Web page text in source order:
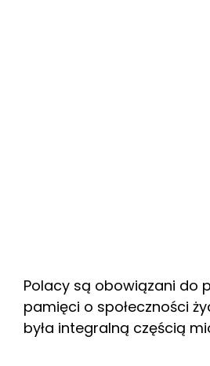
Polacy są obowiązani do
pamięci o społeczności
była integralną częścią